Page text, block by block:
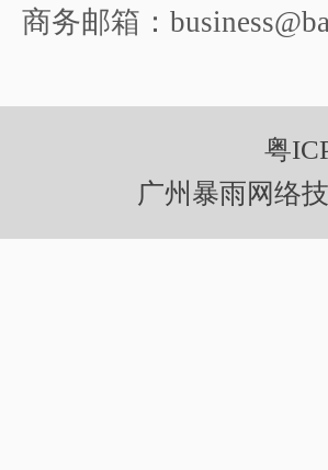
商务邮箱：
粤
广州暴雨网络